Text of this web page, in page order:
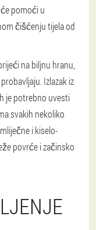
pomoći u
čišćenju tijela od
na biljnu hranu,
Izlazak iz
je potrebno uvesti
svakih nekoliko
i kiselo-
povrće i začinsko